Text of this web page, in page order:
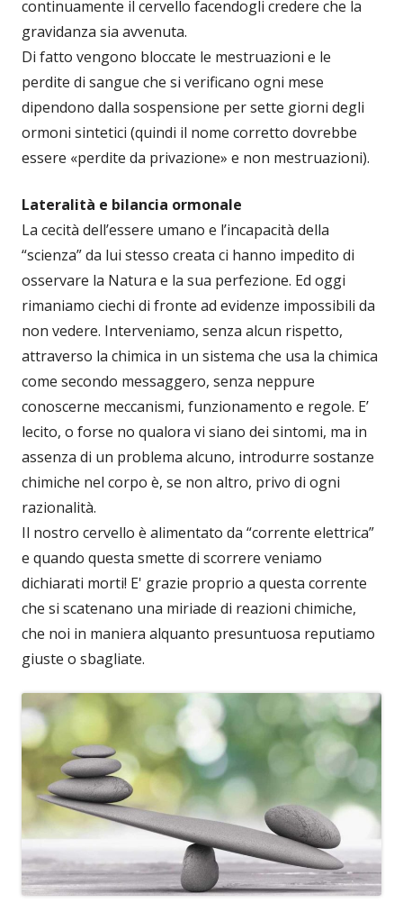
continuamente il cervello facendogli credere che la
gravidanza sia avvenuta.
Di fatto vengono bloccate le mestruazioni e le
perdite di sangue che si verificano ogni mese
dipendono dalla sospensione per sette giorni degli
ormoni sintetici (quindi il nome corretto dovrebbe
essere «perdite da privazione» e non mestruazioni).
Lateralità e bilancia ormonale
La cecità dell’essere umano e l’incapacità della
“scienza” da lui stesso creata ci hanno impedito di
osservare la Natura e la sua perfezione. Ed oggi
rimaniamo ciechi di fronte ad evidenze impossibili da
non vedere. Interveniamo, senza alcun rispetto,
attraverso la chimica in un sistema che usa la chimica
come secondo messaggero, senza neppure
conoscerne meccanismi, funzionamento e regole. E’
lecito, o forse no qualora vi siano dei sintomi, ma in
assenza di un problema alcuno, introdurre sostanze
chimiche nel corpo è, se non altro, privo di ogni
razionalità.
Il nostro cervello è alimentato da “corrente elettrica”
e quando questa smette di scorrere veniamo
dichiarati morti! E' grazie proprio a questa corrente
che si scatenano una miriade di reazioni chimiche,
che noi in maniera alquanto presuntuosa reputiamo
giuste o sbagliate.